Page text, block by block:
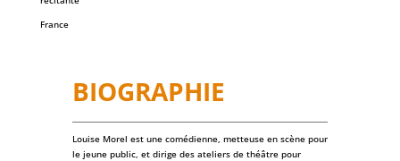
France
BIOGRAPHIE
Louise Morel est une comédienne, metteuse en scène pour
le jeune public, et dirige des ateliers de théâtre pour